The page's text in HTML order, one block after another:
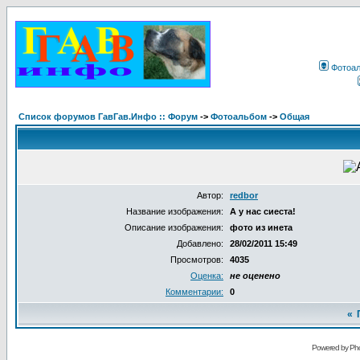
Список форумов ГавГав.Инфо :: Форум -> Фотоальбом -> Общая
Автор:
redbor
Название изображения:
А у нас сиеста!
Описание изображения:
фото из инета
Добавлено:
28/02/2011 15:49
Просмотров:
4035
Оценка:
не оценено
Комментарии:
0
«
Powered by